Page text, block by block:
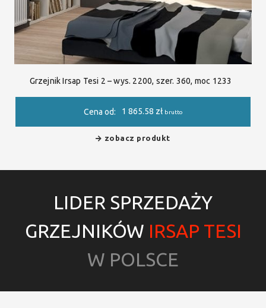
Grzejnik Irsap Tesi 2 – wys. 2200, szer. 360, moc 1233
Cena od: 1 865.58 zł brutto
zobacz produkt
LIDER SPRZEDAŻY
GRZEJNIKÓW IRSAP TESI
W POLSCE